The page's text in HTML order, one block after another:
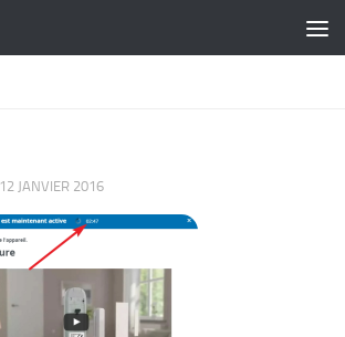
12 JANVIER 2016